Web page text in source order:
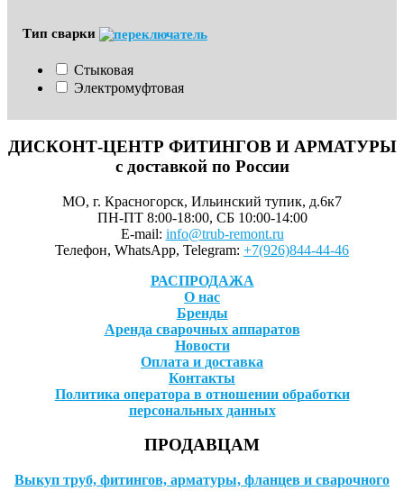
Тип сварки
Стыковая
Электромуфтовая
ДИСКОНТ-ЦЕНТР ФИТИНГОВ И АРМАТУРЫ
с доставкой по России
МО, г. Красногорск, Ильинский тупик, д.6к7
ПН-ПТ 8:00-18:00, СБ 10:00-14:00
E-mail: info@trub-remont.ru
Телефон, WhatsApp, Telegram: +7(926)844-44-46
РАСПРОДАЖА
О нас
Бренды
Аренда сварочных аппаратов
Новости
Оплата и доставка
Контакты
Политика оператора в отношении обработки
персональных данных
ПРОДАВЦАМ
Выкуп труб, фитингов, арматуры, фланцев и сварочного